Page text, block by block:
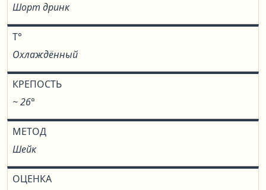
Шорт дринк
T°
Охлаждённый
КРЕПОСТЬ
~ 26°
МЕТОД
Шейк
ОЦЕНКА